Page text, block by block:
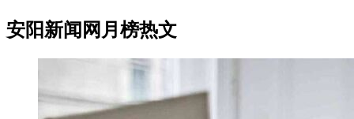
安阳新闻网月榜热文